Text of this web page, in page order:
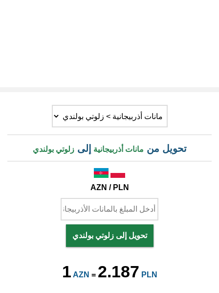
تحويل من مانات أذربيجانية إلىزلوتي بولندي
AZN / PLN
تحويل إلى زلوتي بولندي
1 AZN = 2.187 PLN